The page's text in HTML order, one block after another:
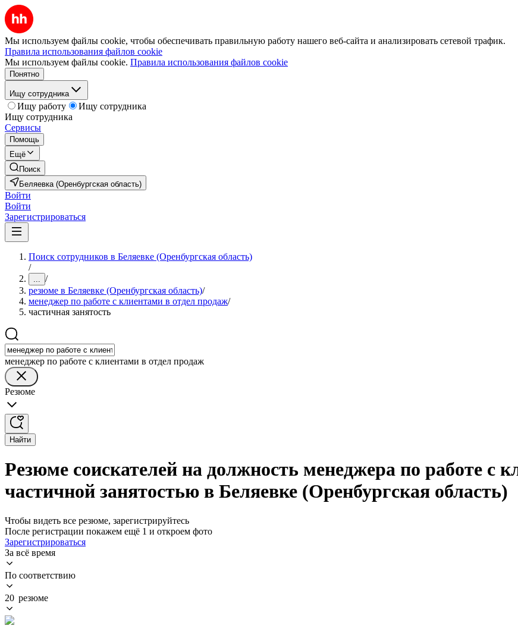
Мы используем файлы cookie, чтобы обеспечивать правильную работу нашего веб-сайта и анализировать сетевой трафик.
Правила использования файлов cookie
Мы используем файлы cookie. Правила использования файлов cookie
Понятно
Ищу сотрудника
Ищу работу
Ищу сотрудника
Ищу сотрудника
Сервисы
Помощь
Ещё
Поиск
Беляевка (Оренбургская область)
Войти
Войти
Зарегистрироваться
Поиск сотрудников в Беляевке (Оренбургская область)
/
... /
резюме в Беляевке (Оренбургская область)/
менеджер по работе с клиентами в отдел продаж/
частичная занятость
менеджер по работе с клиентами в отдел продаж
Резюме
Найти
Резюме соискателей на должность менеджера по работе с
частичной занятостью в Беляевке (Оренбургская область)
Чтобы видеть все резюме, зарегистрируйтесь
После регистрации покажем ещё 1 и откроем фото
Зарегистрироваться
За всё время
По соответствию
20 резюме